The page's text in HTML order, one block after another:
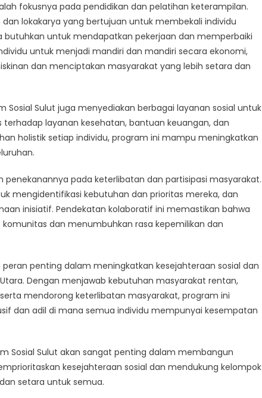
fokusnya pada pendidikan dan pelatihan keterampilan.
lokakarya yang bertujuan untuk membekali individu
untuk mendapatkan pekerjaan dan memperbaiki
untuk menjadi mandiri dan mandiri secara ekonomi,
dan menciptakan masyarakat yang lebih setara dan
Sosial Sulut juga menyediakan berbagai layanan sosial untuk
layanan kesehatan, bantuan keuangan, dan
holistik setiap individu, program ini mampu meningkatkan
penekanannya pada keterlibatan dan partisipasi masyarakat.
mengidentifikasi kebutuhan dan prioritas mereka, dan
inisiatif. Pendekatan kolaboratif ini memastikan bahwa
dan menumbuhkan rasa kepemilikan dan
penting dalam meningkatkan kesejahteraan sosial dan
Dengan menjawab kebutuhan masyarakat rentan,
mendorong keterlibatan masyarakat, program ini
dan adil di mana semua individu mempunyai kesempatan
Sosial Sulut akan sangat penting dalam membangun
kesejahteraan sosial dan mendukung kelompok
setara untuk semua.